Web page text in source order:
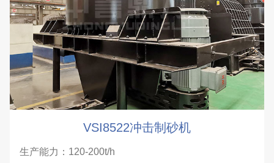
VSI8522冲击制砂机
生产能力：120-200t/h